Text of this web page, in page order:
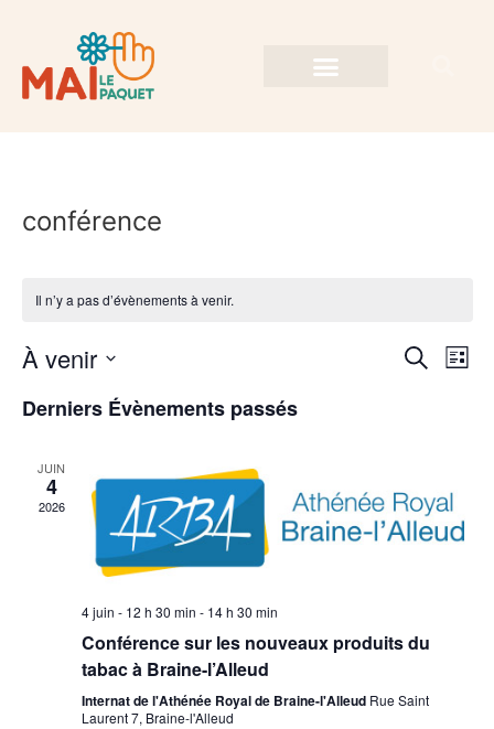
conférence
Il n’y a pas d’évènements à venir.
de
vues
Recherche
Liste
À venir
une
date.
Derniers Évènements passés
JUIN
4
2026
4 juin - 12 h 30 min - 14 h 30 min
Conférence sur les nouveaux produits du
tabac à Braine-l’Alleud
Internat de l'Athénée Royal de Braine-l'Alleud Rue Saint
Laurent 7, Braine-l'Alleud